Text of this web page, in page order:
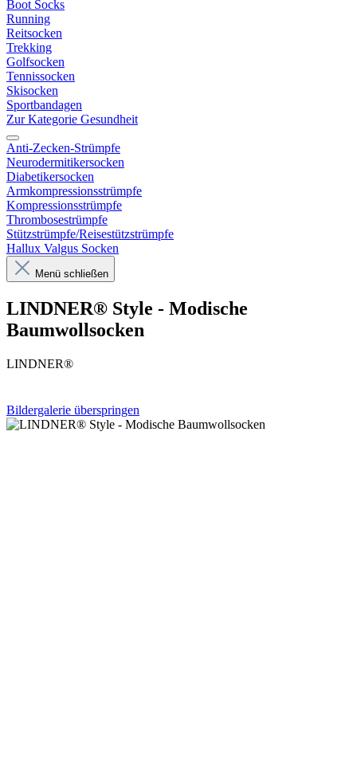
Boot Socks
Running
Reitsocken
Trekking
Golfsocken
Tennissocken
Skisocken
Sportbandagen
Zur Kategorie Gesundheit
Anti-Zecken-Strümpfe
Neurodermitikersocken
Diabetikersocken
Armkompressionsstrümpfe
Kompressionsstrümpfe
Thrombosestrümpfe
Stützstrümpfe/Reisestützstrümpfe
Hallux Valgus Socken
Menü schließen
LINDNER® Style - Modische
Baumwollsocken
LINDNER®
Bildergalerie überspringen